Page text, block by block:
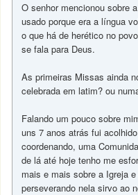
O senhor mencionou sobre
usado porque era a língua
o que há de herético no
se fala para Deus.
As primeiras Missas ainda
celebrada em latim? ou
Falando um pouco sobre
uns 7 anos atrás fui
coordenando, uma
de lá até hoje tenho me
mais e mais sobre a Igreja
perseverando nela sirvo ao